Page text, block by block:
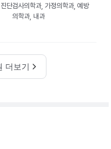
단검사의학과, 가정의학과, 예방
의학과, 내과
더보기